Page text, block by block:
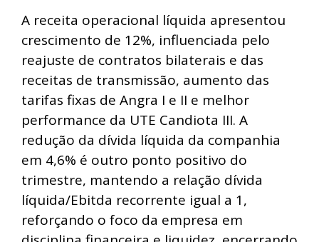
A receita operacional líquida apresentou
crescimento de 12%, influenciada pelo
reajuste de contratos bilaterais e das
receitas de transmissão, aumento das
tarifas fixas de Angra I e II e melhor
performance da UTE Candiota III. A
redução da dívida líquida da companhia
em 4,6% é outro ponto positivo do
trimestre, mantendo a relação dívida
líquida/Ebitda recorrente igual a 1,
reforçando o foco da empresa em